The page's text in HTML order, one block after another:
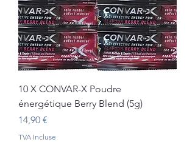
10 X CONVAR-X Poudre
énergétique Berry Blend (5g)
Prix
14,90 €
TVA Incluse